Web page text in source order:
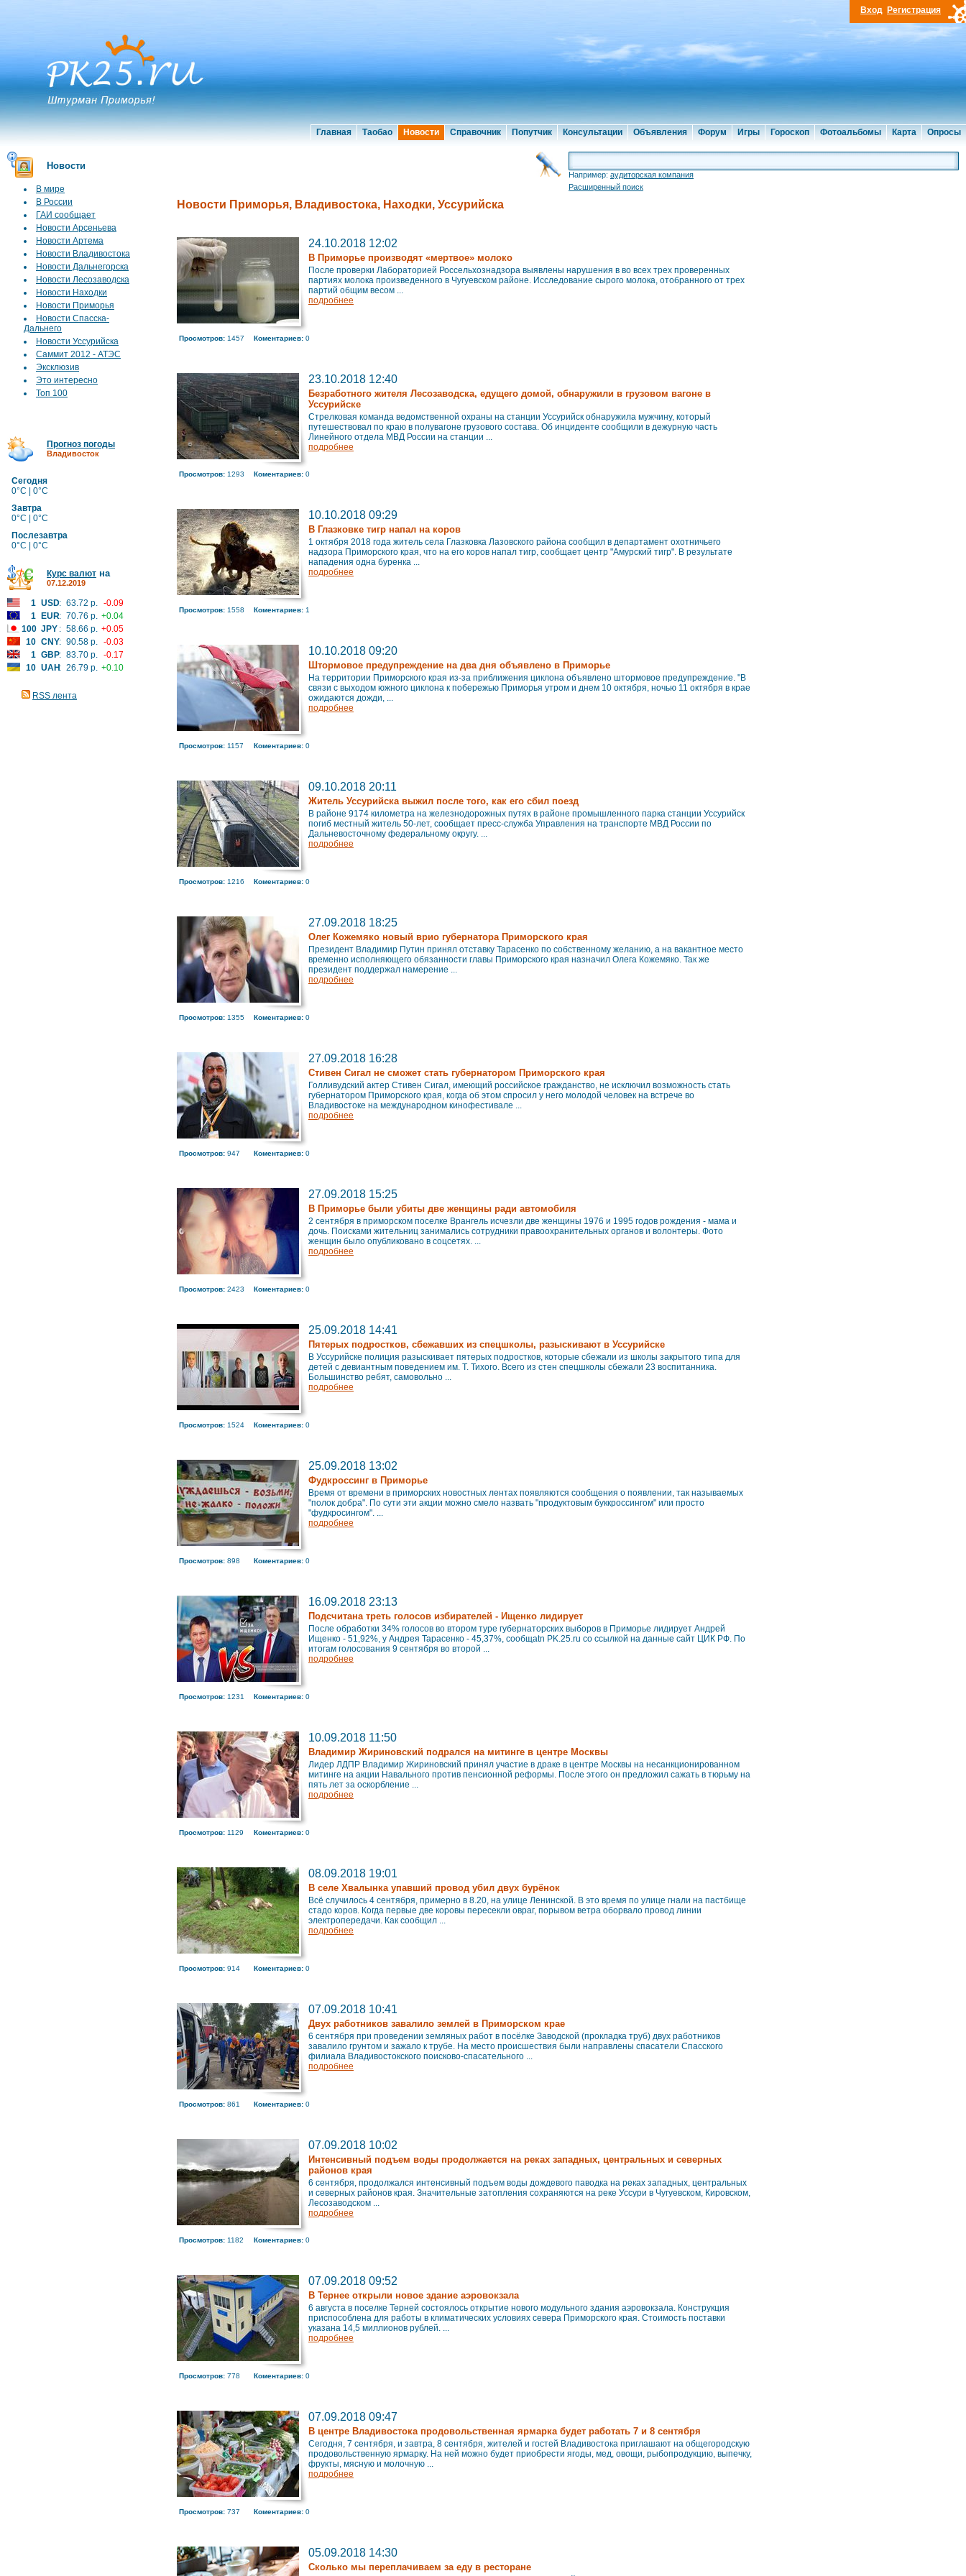
Главная Таобао Новости Справочник Попутчик Консультации Объявления Форум Игры Гороскоп Фотоальбомы Карта Опросы
Вход Регистрация
Новости
В мире
В России
ГАИ сообщает
Новости Арсеньева
Новости Артема
Новости Владивостока
Новости Дальнегорска
Новости Лесозаводска
Новости Находки
Новости Приморья
Новости Спасска-
Дальнего
Новости Уссурийска
Саммит 2012 - АТЭС
Эксклюзив
Это интересно
Топ 100
Прогноз погоды
Владивосток
Сегодня
0°C | 0°C
Завтра
0°C | 0°C
Послезавтра
0°C | 0°C
Курс валют на
07.12.2019
1 USD: 63.72 р. -0.09
1
EUR: 70.76 р. +0.04
100 JPY : 58.66 р. +0.05
10 CNY: 90.58 р. -0.03
1 GBP: 83.70 р. -0.17
10 UAH: 26.79 р. +0.10
RSS лента
Например: аудиторская компания
Расширенный поиск
Новости Приморья, Владивостока, Находки, Уссурийска
24.10.2018 12:02
В Приморье производят «мертвое» молоко
После проверки Лабораторией Россельхознадзора выявлены нарушения в во всех трех проверенных
партиях молока произведенного в Чугуевском районе. Исследование сырого молока, отобранного от трех
партий общим весом ...
подробнее
Просмотров: 1457 Коментариев: 0
23.10.2018 12:40
Безработного жителя Лесозаводска, едущего домой, обнаружили в грузовом вагоне в
Уссурийске
Стрелковая команда ведомственной охраны на станции Уссурийск обнаружила мужчину, который
путешествовал по краю в полувагоне грузового состава. Об инциденте сообщили в дежурную часть
Линейного отдела МВД России на станции ...
подробнее
Просмотров: 1293 Коментариев: 0
10.10.2018 09:29
В Глазковке тигр напал на коров
1 октября 2018 года житель села Глазковка Лазовского района сообщил в департамент охотничьего
надзора Приморского края, что на его коров напал тигр, сообщает центр "Амурский тигр". В результате
нападения одна буренка ...
подробнее
Просмотров: 1558 Коментариев: 1
10.10.2018 09:20
Штормовое предупреждение на два дня объявлено в Приморье
На территории Приморского края из-за приближения циклона объявлено штормовое предупреждение. "В
связи с выходом южного циклона к побережью Приморья утром и днем 10 октября, ночью 11 октября в крае
ожидаются дожди, ...
подробнее
Просмотров: 1157 Коментариев: 0
09.10.2018 20:11
Житель Уссурийска выжил после того, как его сбил поезд
В районе 9174 километра на железнодорожных путях в районе промышленного парка станции Уссурийск
погиб местный житель 50-лет, сообщает пресс-служба Управления на транспорте МВД России по
Дальневосточному федеральному округу. ...
подробнее
Просмотров: 1216 Коментариев: 0
27.09.2018 18:25
Олег Кожемяко новый врио губернатора Приморского края
Президент Владимир Путин принял отставку Тарасенко по собственному желанию, а на вакантное место
временно исполняющего обязанности главы Приморского края назначил Олега Кожемяко. Так же
президент поддержал намерение ...
подробнее
Просмотров: 1355 Коментариев: 0
27.09.2018 16:28
Стивен Сигал не сможет стать губернатором Приморского края
Голливудский актер Стивен Сигал, имеющий российское гражданство, не исключил возможность стать
губернатором Приморского края, когда об этом спросил у него молодой человек на встрече во
Владивостоке на международном кинофестивале ...
подробнее
Просмотров: 947 Коментариев: 0
27.09.2018 15:25
В Приморье были убиты две женщины ради автомобиля
2 сентября в приморском поселке Врангель исчезли две женщины 1976 и 1995 годов рождения - мама и
дочь. Поисками жительниц занимались сотрудники правоохранительных органов и волонтеры. Фото
женщин было опубликовано в соцсетях. ...
подробнее
Просмотров: 2423 Коментариев: 0
25.09.2018 14:41
Пятерых подростков, сбежавших из спецшколы, разыскивают в Уссурийске
В Уссурийске полиция разыскивает пятерых подростков, которые сбежали из школы закрытого типа для
детей с девиантным поведением им. Т. Тихого. Всего из стен спецшколы сбежали 23 воспитанника.
Большинство ребят, самовольно ...
подробнее
Просмотров: 1524 Коментариев: 0
25.09.2018 13:02
Фудкроссинг в Приморье
Время от времени в приморских новостных лентах появляются сообщения о появлении, так называемых
"полок добра". По сути эти акции можно смело назвать "продуктовым буккроссингом" или просто
"фудкросингом". ...
подробнее
Просмотров: 898 Коментариев: 0
16.09.2018 23:13
Подсчитана треть голосов избирателей - Ищенко лидирует
После обработки 34% голосов во втором туре губернаторских выборов в Приморье лидирует Андрей
Ищенко - 51,92%, у Андрея Тарасенко - 45,37%, сообщаtn PK.25.ru со ссылкой на данные сайт ЦИК РФ. По
итогам голосования 9 сентября во второй ...
подробнее
Просмотров: 1231 Коментариев: 0
10.09.2018 11:50
Владимир Жириновский подрался на митинге в центре Москвы
Лидер ЛДПР Владимир Жириновский принял участие в драке в центре Москвы на несанкционированном
митинге на акции Навального против пенсионной реформы. После этого он предложил сажать в тюрьму на
пять лет за оскорбление ...
подробнее
Просмотров: 1129 Коментариев: 0
08.09.2018 19:01
В селе Хвалынка упавший провод убил двух бурёнок
Всё случилось 4 сентября, примерно в 8.20, на улице Ленинской. В это время по улице гнали на пастбище
стадо коров. Когда первые две коровы пересекли овраг, порывом ветра оборвало провод линии
электропередачи. Как сообщил ...
подробнее
Просмотров: 914 Коментариев: 0
07.09.2018 10:41
Двух работников завалило землей в Приморском крае
6 сентября при проведении земляных работ в посёлке Заводской (прокладка труб) двух работников
завалило грунтом и зажало к трубе. На место происшествия были направлены спасатели Спасского
филиала Владивостокского поисково-спасательного ...
подробнее
Просмотров: 861 Коментариев: 0
07.09.2018 10:02
Интенсивный подъем воды продолжается на реках западных, центральных и северных
районов края
6 сентября, продолжался интенсивный подъем воды дождевого паводка на реках западных, центральных
и северных районов края. Значительные затопления сохраняются на реке Уссури в Чугуевском, Кировском,
Лесозаводском ...
подробнее
Просмотров: 1182 Коментариев: 0
07.09.2018 09:52
В Тернее открыли новое здание аэровокзала
6 августа в поселке Терней состоялось открытие нового модульного здания аэровокзала. Конструкция
приспособлена для работы в климатических условиях севера Приморского края. Стоимость поставки
указана 14,5 миллионов рублей. ...
подробнее
Просмотров: 778 Коментариев: 0
07.09.2018 09:47
В центре Владивостока продовольственная ярмарка будет работать 7 и 8 сентября
Сегодня, 7 сентября, и завтра, 8 сентября, жителей и гостей Владивостока приглашают на общегородскую
продовольственную ярмарку. На ней можно будет приобрести ягоды, мед, овощи, рыбопродукцию, выпечку,
фрукты, мясную и молочную ...
подробнее
Просмотров: 737 Коментариев: 0
05.09.2018 14:30
Сколько мы переплачиваем за еду в ресторане